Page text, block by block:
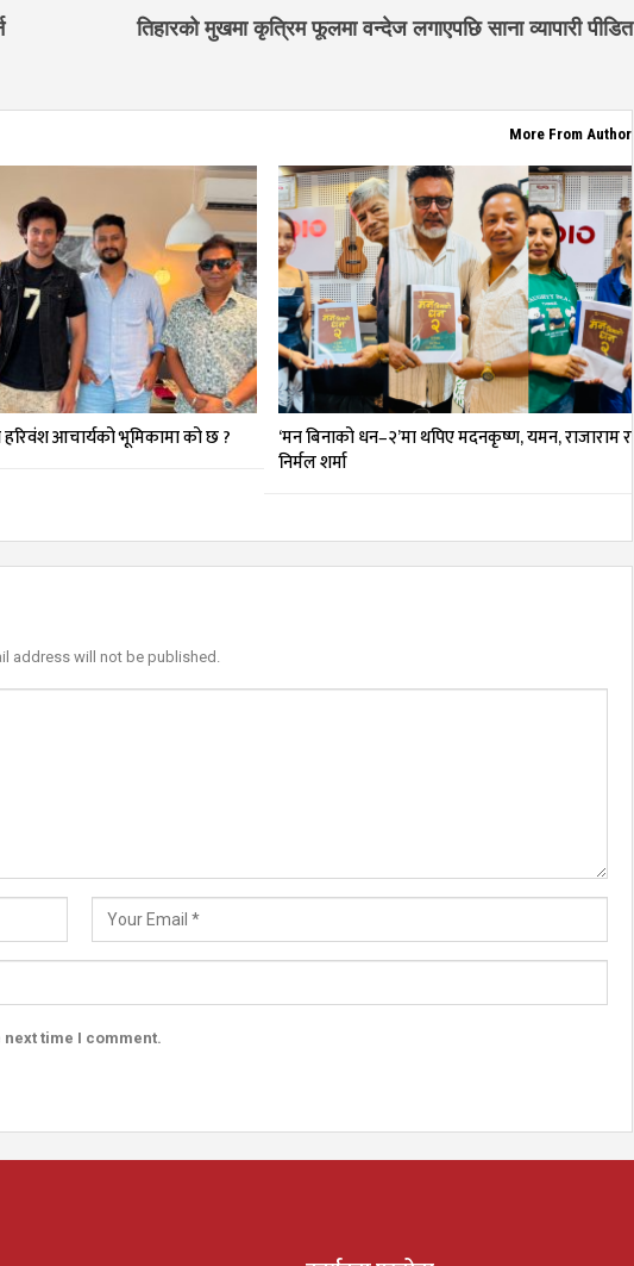
तिहारको मुखमा कृत्रिम फूलमा वन्देज लगाएपछि साना व्यापारी पीडित
More From Author
हरिवंश आचार्यको भूमिकामा को छ ?
‘मन बिनाको धन–२’मा थपिए मदनकृष्ण, यमन, राजाराम र
निर्मल शर्मा
address will not be published.
time I comment.